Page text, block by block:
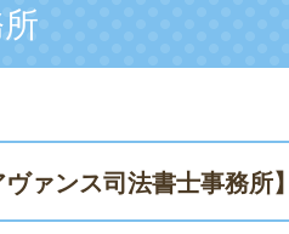
ヴァンス司法書士事務所